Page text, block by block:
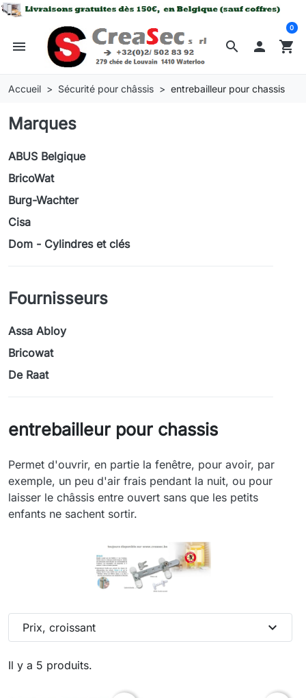
search
menu  shopping_cart
0
Accueil Sécurité pour châssis entrebailleur pour chassis
Marques
ABUS Belgique
BricoWat
Burg-Wachter
Cisa
Dom - Cylindres et clés
Fournisseurs
Assa Abloy
Bricowat
De Raat
entrebailleur pour chassis
Permet d'ouvrir, en partie la fenêtre, pour avoir, par
exemple, un peu d'air frais pendant la nuit, ou pour
laisser le châssis entre ouvert sans que les petits
enfants ne sachent sortir.
Il y a 5 produits.
Prix, croissant expand_more